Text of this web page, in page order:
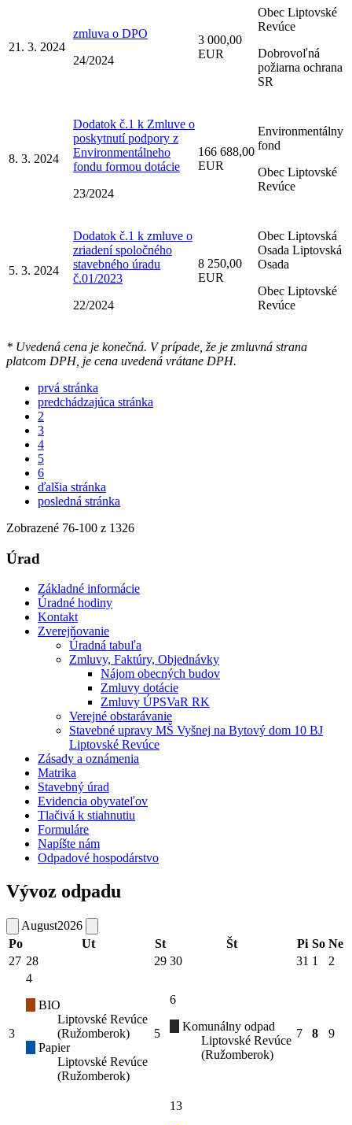
21. 3. 2024
zmluva o DPO
24/2024
3 000,00
EUR
Obec Liptovské
Revúce
Dobrovoľná
požiarna ochrana
SR
8. 3. 2024
Dodatok č.1 k Zmluve o
poskytnutí podpory z
Environmentálneho
fondu formou dotácie
23/2024
166 688,00
EUR
Environmentálny
fond
Obec Liptovské
Revúce
5. 3. 2024
Dodatok č.1 k zmluve o
zriadení spoločného
stavebného úradu
č.01/2023
22/2024
8 250,00
EUR
Obec Liptovská
Osada Liptovská
Osada
Obec Liptovské
Revúce
* Uvedená cena je konečná. V prípade, že je zmluvná strana
platcom DPH, je cena uvedená vrátane DPH.
prvá stránka
predchádzajúca stránka
2
3
4
5
6
ďalšia stránka
posledná stránka
Zobrazené 76-100 z 1326
Úrad
Základné informácie
Úradné hodiny
Kontakt
Zverejňovanie
Úradná tabuľa
Zmluvy, Faktúry, Objednávky
Nájom obecných budov
Zmluvy dotácie
Zmluvy ÚPSVaR RK
Verejné obstarávanie
Stavebné upravy MŠ Vyšnej na Bytový dom 10 BJ
Liptovské Revúce
Zásady a oznámenia
Matrika
Stavebný úrad
Evidencia obyvateľov
Tlačivá k stiahnutiu
Formuláre
Napíšte nám
Odpadové hospodárstvo
Vývoz odpadu
August2026
Po
Ut St Št Pi So Ne
27 28 29 30 31 1 2
3
4
BIO
Liptovské Revúce
(Ružomberok)
Papier
Liptovské Revúce
(Ružomberok)
5
6
Komunálny odpad
Liptovské Revúce
(Ružomberok)
7 8 9
13